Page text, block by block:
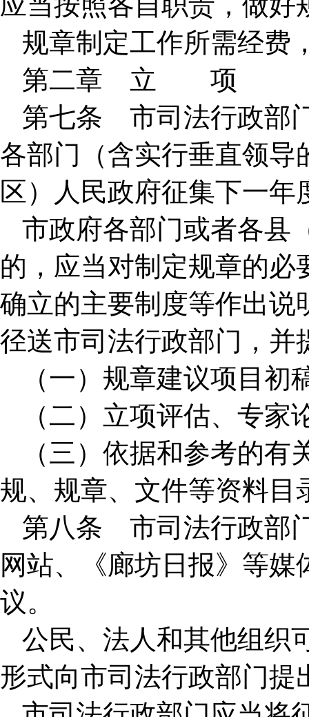
规章制定工作所需经费
第二章 立 项
第七条 市司法行政部
各部门（含实行垂直领导
区）人民政府征集下一年
市政府各部门或者各县
的，应当对制定规章的
确立的主要制度等作出说
径送市司法行政部门，并
（一）规章建议项目初
（二）立项评估、专家
（三）依据和参考的
规、规章、文件等资料目
第八条 市司法行政部
网站、《廊坊日报》等
议。
公民、法人和其他组织
形式向市司法行政部门提